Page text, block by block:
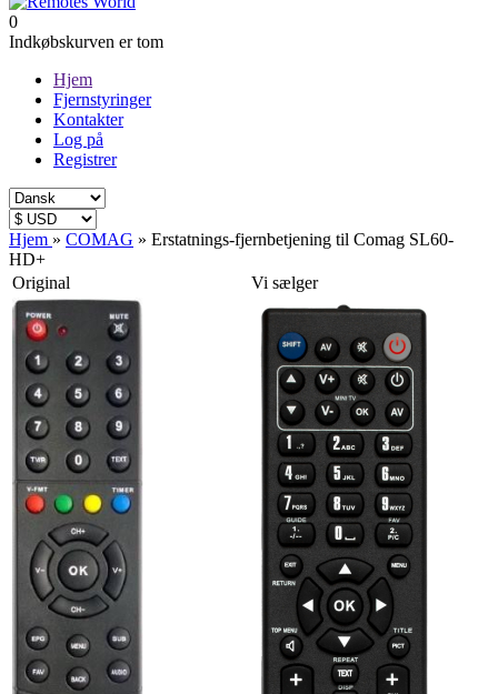
0
Indkøbskurven er tom
Hjem
Fjernstyringer
Kontakter
Log på
Registrer
Hjem » COMAG » Erstatnings-fjernbetjening til Comag SL60-
HD+
Original
Vi sælger